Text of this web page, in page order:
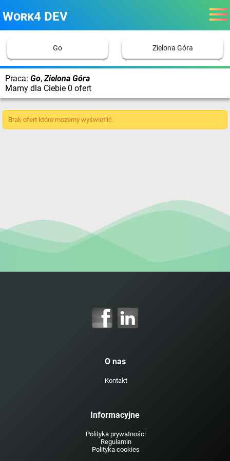
Work4 DEV
Go Zielona Góra
Praca: Go, Zielona Góra
Mamy dla Ciebie 0 ofert
Brak ofert które możemy wyświetlić.
O nas
Kontakt
Informacyjne
Polityka prywatności
Regulamin
Polityka cookies